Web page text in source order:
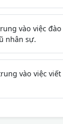
vào việc
nhân sự.
vào việc